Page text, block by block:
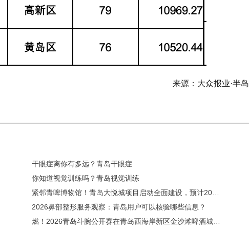
来源：大众报业·半
干眼症离你有多远？青岛干眼症
你知道视觉训练吗？青岛视觉训练
2026鼻部整形服务观察：青岛用户可以核验哪些信息？